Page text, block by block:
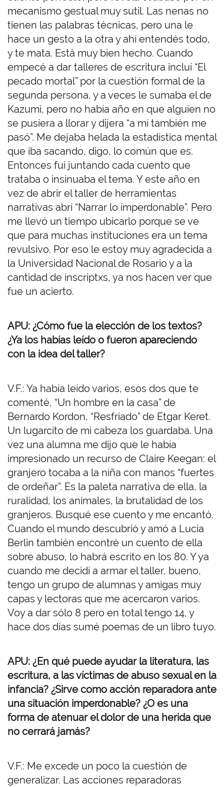
mecanismo gestual muy sutil. Las nenas no
tienen las palabras técnicas, pero una le
hace un gesto a la otra y ahí entendés todo,
y te mata. Está muy bien hecho. Cuando
empecé a dar talleres de escritura incluí “El
pecado mortal” por la cuestión formal de la
segunda persona, y a veces le sumaba el de
Kazumi, pero no había año en que alguien no
se pusiera a llorar y dijera “a mí también me
pasó”. Me dejaba helada la estadística mental
que iba sacando, digo, lo común que es.
Entonces fui juntando cada cuento que
trataba o insinuaba el tema. Y este año en
vez de abrir el taller de herramientas
narrativas abrí “Narrar lo imperdonable”. Pero
me llevó un tiempo ubicarlo porque se ve
que para muchas instituciones era un tema
revulsivo. Por eso le estoy muy agradecida a
la Universidad Nacional de Rosario y a la
cantidad de inscriptxs, ya nos hacen ver que
fue un acierto.
APU: ¿Cómo fue la elección de los textos?
¿Ya los habías leído o fueron apareciendo
con la idea del taller?
V.F.: Ya había leído varios, esos dos que te
comenté, “Un hombre en la casa” de
Bernardo Kordon, “Resfriado” de Etgar Keret.
Un lugarcito de mi cabeza los guardaba. Una
vez una alumna me dijo que le había
impresionado un recurso de Claire Keegan: el
granjero tocaba a la niña con manos “fuertes
de ordeñar”. Es la paleta narrativa de ella, la
ruralidad, los animales, la brutalidad de los
granjeros. Busqué ese cuento y me encantó.
Cuando el mundo descubrió y amó a Lucia
Berlin también encontré un cuento de ella
sobre abuso, lo habrá escrito en los 80. Y ya
cuando me decidí a armar el taller, bueno,
tengo un grupo de alumnas y amigas muy
capas y lectoras que me acercaron varios.
Voy a dar sólo 8 pero en total tengo 14, y
hace dos días sumé poemas de un libro tuyo.
APU: ¿En qué puede ayudar la literatura, las
escritura, a las víctimas de abuso sexual en la
infancia? ¿Sirve como acción reparadora ante
una situación imperdonable? ¿O es una
forma de atenuar el dolor de una herida que
no cerrará jamás?
V.F.: Me excede un poco la cuestión de
generalizar. Las acciones reparadoras